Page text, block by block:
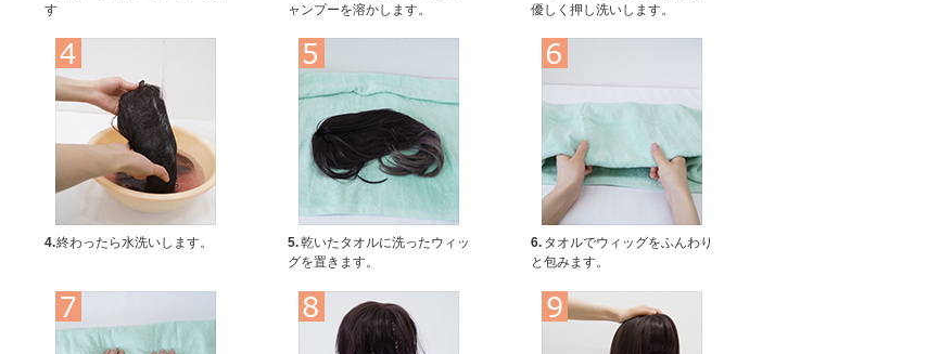
す
ャンプーを溶かします。
優しく押し洗いします。
4.終わったら水洗いします。 5.乾いたタオルに洗ったウィッ
グを置きます。
6. タオルでウィッグをふんわり
と包みます。